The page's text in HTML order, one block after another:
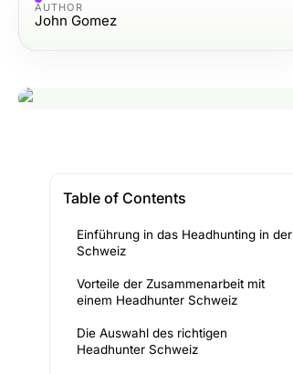
AUTHOR
John Gomez
Table of Contents
Einführung in das Headhunting in der
Schweiz
Vorteile der Zusammenarbeit mit
einem Headhunter Schweiz
Die Auswahl des richtigen
Headhunter Schweiz